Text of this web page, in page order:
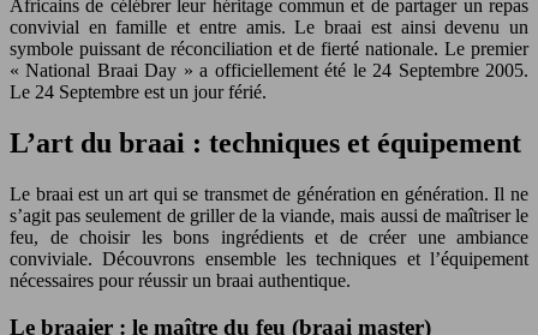
Africains de célébrer leur héritage commun et de partager un repas
convivial en famille et entre amis. Le braai est ainsi devenu un
symbole puissant de réconciliation et de fierté nationale. Le premier
« National Braai Day » a officiellement été le 24 Septembre 2005.
Le 24 Septembre est un jour férié.
L’art du braai : techniques et équipement
Le braai est un art qui se transmet de génération en génération. Il ne
s’agit pas seulement de griller de la viande, mais aussi de maîtriser le
feu, de choisir les bons ingrédients et de créer une ambiance
conviviale. Découvrons ensemble les techniques et l’équipement
nécessaires pour réussir un braai authentique.
Le braaier : le maître du feu (braai master)